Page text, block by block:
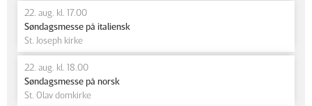
22. aug. kl. 17.00
Søndagsmesse på italiensk
St. Joseph kirke
22. aug. kl. 18.00
Søndagsmesse på norsk
St. Olav domkirke